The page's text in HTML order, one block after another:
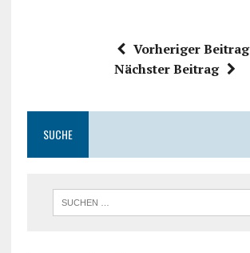
Vorheriger Beitrag
Nächster Beitrag
SUCHE